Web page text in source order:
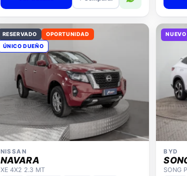
Ver detalle + Comparar
RESERVADO
OPORTUNIDAD
ÚNICO DUEÑO
NISSAN
NAVARA
BYD